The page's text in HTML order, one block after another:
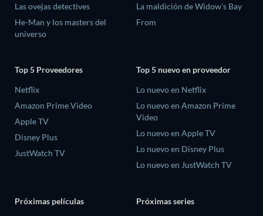
Las ovejas detectives
He-Man y los masters del
universo
La maldición de Widow's Bay
From
Top 5 Proveedores
Netflix
Amazon Prime Video
Apple TV
Disney Plus
JustWatch TV
Top 5 nuevo en proveedor
Lo nuevo en Netflix
Lo nuevo en Amazon Prime
Video
Lo nuevo en Apple TV
Lo nuevo en Disney Plus
Lo nuevo en JustWatch TV
Próximas películas
Próximas series